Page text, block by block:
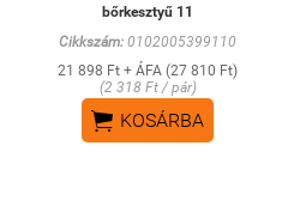
bőrkesztyű 11
Cikkszám: 0102005399110
21 898 Ft + ÁFA (27 810 Ft)
(2 318 Ft / pár)
 KOSÁRBA